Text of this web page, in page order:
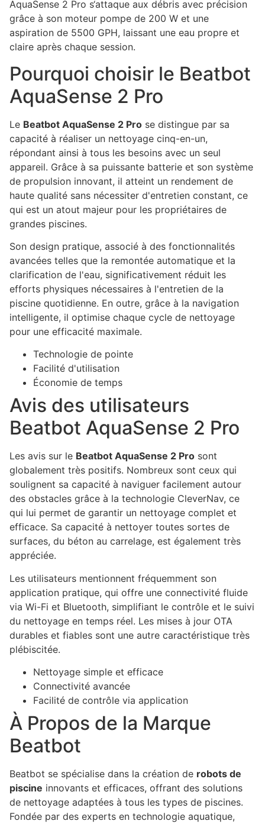
AquaSense 2 Pro s‘attaque aux débris avec précision
grâce à son moteur pompe de 200 W et une
aspiration de 5500 GPH, laissant une eau propre et
claire après chaque session.
Pourquoi choisir le Beatbot
AquaSense 2 Pro
Le Beatbot AquaSense 2 Pro se distingue par sa
capacité à réaliser un nettoyage cinq-en-un,
répondant ainsi à tous les besoins avec un seul
appareil. Grâce à sa puissante batterie et son système
de propulsion innovant, il atteint un rendement de
haute qualité sans nécessiter d'entretien constant, ce
qui est un atout majeur pour les propriétaires de
grandes piscines.
Son design pratique, associé à des fonctionnalités
avancées telles que la remontée automatique et la
clarification de l'eau, significativement réduit les
efforts physiques nécessaires à l'entretien de la
piscine quotidienne. En outre, grâce à la navigation
intelligente, il optimise chaque cycle de nettoyage
pour une efficacité maximale.
Technologie de pointe
Facilité d'utilisation
Économie de temps
Avis des utilisateurs
Beatbot AquaSense 2 Pro
Les avis sur le Beatbot AquaSense 2 Pro sont
globalement très positifs. Nombreux sont ceux qui
soulignent sa capacité à naviguer facilement autour
des obstacles grâce à la technologie CleverNav, ce
qui lui permet de garantir un nettoyage complet et
efficace. Sa capacité à nettoyer toutes sortes de
surfaces, du béton au carrelage, est également très
appréciée.
Les utilisateurs mentionnent fréquemment son
application pratique, qui offre une connectivité fluide
via Wi-Fi et Bluetooth, simplifiant le contrôle et le suivi
du nettoyage en temps réel. Les mises à jour OTA
durables et fiables sont une autre caractéristique très
plébiscitée.
Nettoyage simple et efficace
Connectivité avancée
Facilité de contrôle via application
À Propos de la Marque
Beatbot
Beatbot se spécialise dans la création de robots de
piscine innovants et efficaces, offrant des solutions
de nettoyage adaptées à tous les types de piscines.
Fondée par des experts en technologie aquatique,